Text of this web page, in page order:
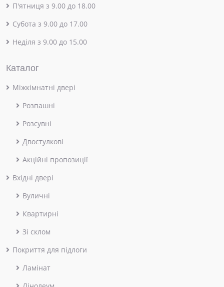
П'ятниця з 9.00 до 18.00
Субота з 9.00 до 17.00
Неділя з 9.00 до 15.00
Каталог
Міжкімнатні двері
Розпашні
Розсувні
Двостулкові
Акційні пропозиції
Вхідні двері
Вуличні
Квартирні
Зі склом
Покриття для підлоги
Ламінат